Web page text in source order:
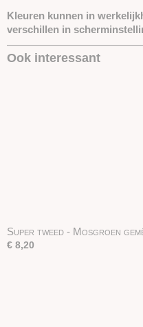
Kleuren kunnen in
verschillen in
Ook interessant
Super tweed - Mosgroen
€ 8,20